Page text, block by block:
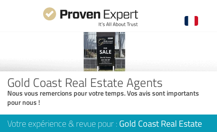
Gold Coast Real Estate Agents
Nous vous remercions pour votre temps. Vos avis sont importants
pour nous !
Votre expérience & revue pour : Gold Coast Real Estate